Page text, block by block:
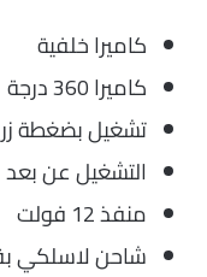
كاميرا خلفية
كاميرا 360 درجة
تشغيل بضغطة زر
التشغيل عن بعد
منفذ 12 فولت
شاحن لاسلكي بقدرة